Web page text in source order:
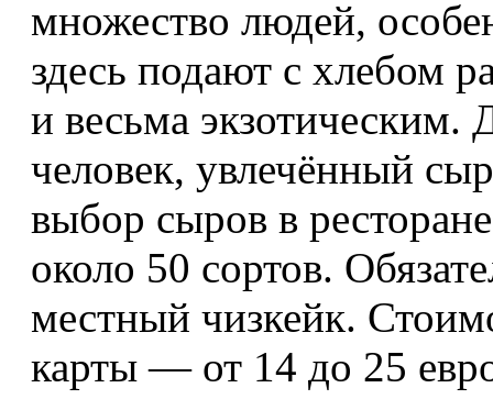
множество людей,
здесь подают с хлебом
и весьма экзотическим.
человек, увлечённый
выбор сыров в
около 50 сортов.
местный чизкейк.
карты — от 14 до 25